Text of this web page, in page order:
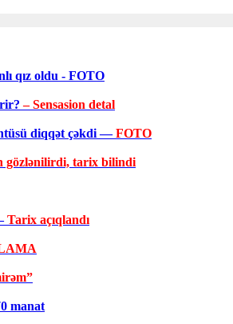
qız oldu - FOTO
– Sensasion detal
diqqət çəkdi —FOTO
gözlənilirdi, tarix bilindi
Tarix açıqlandı
manat